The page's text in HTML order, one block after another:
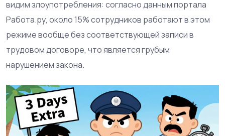
видим злоупотребления: согласно данным портала
Работа.ру, около 15% сотрудников работают в этом
режиме вообще без соответствующей записи в
трудовом договоре, что является грубым
нарушением закона.